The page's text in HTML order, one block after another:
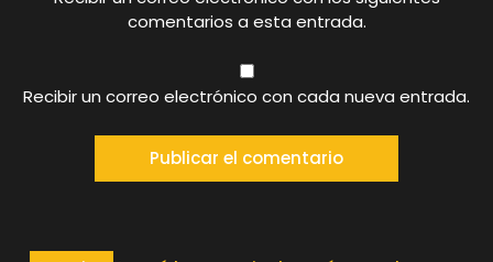
comentarios a esta entrada.
Recibir un correo electrónico con cada nueva entrada.